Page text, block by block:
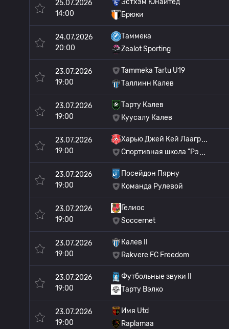
25.07.2026
14:00
Эстхэм Юнайтед
Брюки
24.07.2026
20:00
Таммека
Zealot Sporting
23.07.2026
19:00
Tammeka Tartu U19
Таллинн Калев
23.07.2026
19:00
Тарту Калев
Куусалу Калев
23.07.2026
19:00
Харью Джей Кей Лаагр
Спортивная школа "Рэ
23.07.2026
19:00
Посейдон Пярну
Команда Рулевой
23.07.2026
19:00
Гелиос
Soccernet
23.07.2026
19:00
Калев II
Rakvere FC Freedom
23.07.2026
19:00
Футбольные звуки II
Тарту Вэлко
23.07.2026
19:00
Имя Utd
Raplamaa